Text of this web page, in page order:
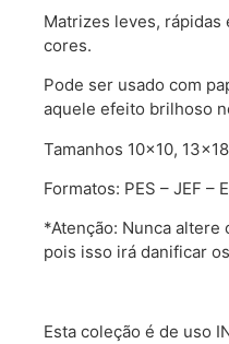
Matrizes leves, rápidas
cores.
Pode ser usado com
aquele efeito brilhoso
Tamanhos 10×10,
Formatos: PES – JEF –
*Atenção: Nunca altere
pois isso irá danificar
Esta coleção é de uso